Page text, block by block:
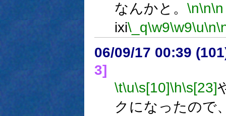
なんかと。 \n\n\n
ixi\_q\w9\w9\u\n
06/09/17 00:39
3]
\t\u\s[10]\h\s[23]
クになったので